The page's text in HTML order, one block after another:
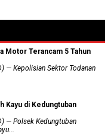
Motor Terancam 5 Tahun
— Kepolisian Sektor Todanan
Kayu di Kedungtuban
— Polsek Kedungtuban